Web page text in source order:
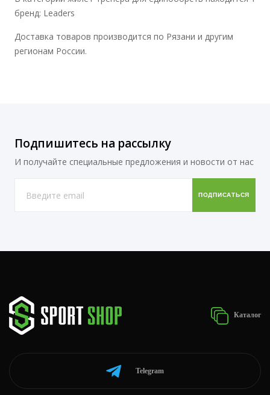
бренд: Leaders
Доставка товаров производится по Рязани и другим
регионам России.
Подпишитесь на рассылку
И получайте специальные предложения и новости от нас
Каталог
Telegram